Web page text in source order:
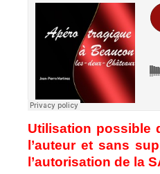
Utilisation possible
l’auteur et sans
l’autorisation de la